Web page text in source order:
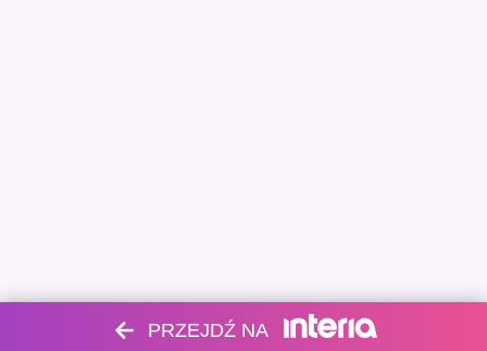
PRZEJDŹ NA